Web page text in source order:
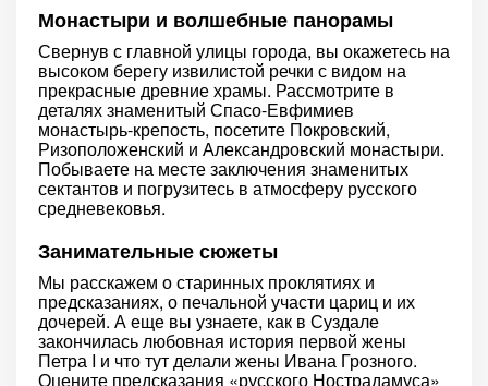
Монастыри и волшебные панорамы
Свернув с главной улицы города, вы окажетесь на
высоком берегу извилистой речки с видом на
прекрасные древние храмы. Рассмотрите в
деталях знаменитый Спасо-Евфимиев
монастырь-крепость, посетите Покровский,
Ризоположенский и Александровский монастыри.
Побываете на месте заключения знаменитых
сектантов и погрузитесь в атмосферу русского
средневековья.
Занимательные сюжеты
Мы расскажем о старинных проклятиях и
предсказаниях, о печальной участи цариц и их
дочерей. А еще вы узнаете, как в Суздале
закончилась любовная история первой жены
Петра I и что тут делали жены Ивана Грозного.
Оцените предсказания «русского Нострадамуса»